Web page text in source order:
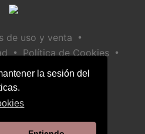
la sesión del
de uso y venta •
• Política de Cookies •
infantil
/ Contactar